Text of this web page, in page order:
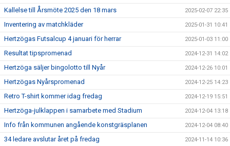
Kallelse till Årsmöte 2025 den 18 mars 2025-02-07 22:35
Inventering av matchkläder 2025-01-31 10:41
Hertzögas Futsalcup 4 januari för herrar 2025-01-03 11:00
Resultat tipspromenad 2024-12-31 14:02
Hertzöga säljer bingolotto till Nyår 2024-12-26 10:01
Hertzögas Nyårspromenad 2024-12-25 14:23
Retro T-shirt kommer idag fredag 2024-12-19 15:51
Hertzöga-julklappen i samarbete med Stadium 2024-12-04 13:18
Info från kommunen angående konstgräsplanen 2024-12-04 08:40
34 ledare avslutar året på fredag 2024-11-14 10:36